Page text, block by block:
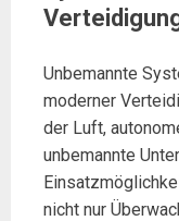
Unbemannte
moderner
der Luft,
unbemannte
nicht nur